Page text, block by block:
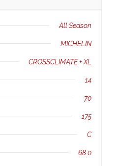
All Season
MICHELIN
CROSSCLIMATE + XL
14
70
175
C
68.0